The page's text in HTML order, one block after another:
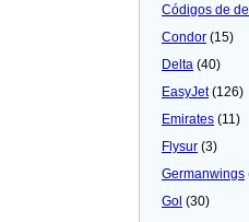
Códigos de
Condor (15)
Delta (40)
EasyJet(126)
Emirates (11)
Flysur (3)
Germanwings
Gol (30)